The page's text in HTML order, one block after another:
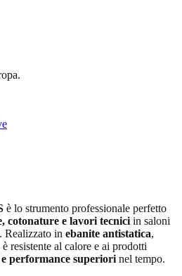
è lo strumento professionale perfetto
cotonature e lavori tecnici in saloni
Realizzato in ebanite antistatica,
resistente al calore e ai prodotti
performance superiori nel tempo.